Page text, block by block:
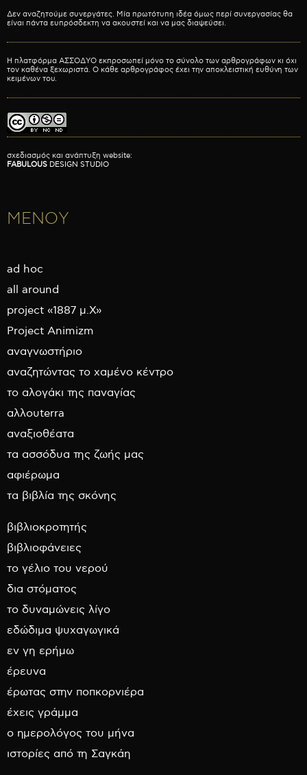
Δεν αναζητούμε συνεργάτες. Μία πρωτότυπη ιδέα όμως περί συνεργασίας θα
είναι πάντα ευπρόσδεκτη να ακουστεί και να μας διαψεύσει.
Η πλατφόρμα ΑΣΣΟΔΥΟ εκπροσωπεί μόνο το σύνολο των αρθρογράφων κι όχι
τον καθένα ξεχωριστά. Ο κάθε αρθρογράφος έχει την αποκλειστική ευθύνη των
κειμένων του.
σχεδιασμός και ανάπτυξη website:
FABULOUS DESIGN STUDIO
ΜΕΝΟΥ
ad hoc
all around
project «1887 μ.Χ»
Project Animizm
αναγνωστήριο
αναζητώντας το χαμένο κέντρο
το αλογάκι της παναγίας
αλλουterra
αναξιοθέατα
τα ασσόδυα της ζωής μας
αφιέρωμα
τα βιβλία της σκόνης
βιβλιοκροτητής
βιβλιοφάνειες
το γέλιο του νερού
δια στόματος
το δυναμώνεις λίγο
εδώδιμα ψυχαγωγικά
εν γη ερήμω
έρευνα
έρωτας στην ποπκορνιέρα
έχεις γράμμα
ο ημερολόγος του μήνα
ιστορίες από τη Σαγκάη